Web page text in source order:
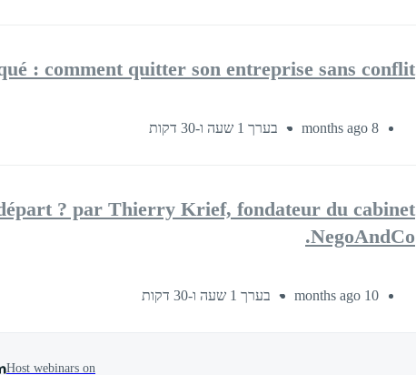
: comment quitter son entreprise sans conflit ?
8 months ago בערך 1 שעה ו-30 דקות
? par Thierry Krief, fondateur du cabinet
NegoAndCo.
10 months ago בערך 1 שעה ו-30 דקות
Host webinars on